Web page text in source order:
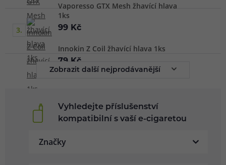
Vaporesso GTX Mesh žhavící hlava
1ks
99 Kč
3.
Innokin Z Coil žhavící hlava 1ks
79 Kč
Zobrazit další nejprodávanější
Vyhledejte příslušenství
kompatibilní s vaší e-cigaretou
Značky